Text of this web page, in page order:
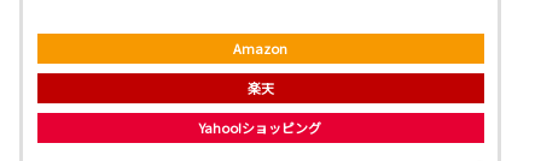
Amazon
楽天
Yahoo!ショッピング